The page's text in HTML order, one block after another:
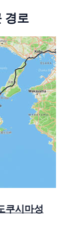
경로
시마성